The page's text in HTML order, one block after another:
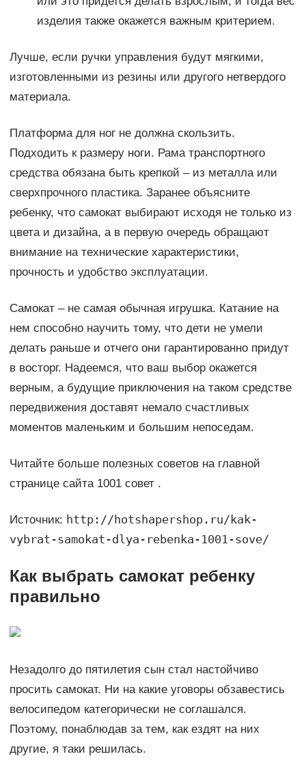
изделия также окажется важным критерием.
Лучше, если ручки управления будут мягкими,
изготовленными из резины или другого нетвердого
материала.
Платформа для ног не должна скользить.
Подходить к размеру ноги. Рама транспортного
средства обязана быть крепкой – из металла или
сверхпрочного пластика. Заранее объясните
ребенку, что самокат выбирают исходя не только из
цвета и дизайна, а в первую очередь обращают
внимание на технические характеристики,
прочность и удобство эксплуатации.
Самокат – не самая обычная игрушка. Катание на
нем способно научить тому, что дети не умели
делать раньше и отчего они гарантированно придут
в восторг. Надеемся, что ваш выбор окажется
верным, а будущие приключения на таком средстве
передвижения доставят немало счастливых
моментов маленьким и большим непоседам.
Читайте больше полезных советов на главной
странице сайта 1001 совет .
Источник: http://hotshapershop.ru/kak-
vybrat-samokat-dlya-rebenka-1001-sove/
Как выбрать самокат ребенку
правильно
Незадолго до пятилетия сын стал настойчиво
просить самокат. Ни на какие уговоры обзавестись
велосипедом категорически не соглашался.
Поэтому, понаблюдав за тем, как ездят на них
другие, я таки решилась.